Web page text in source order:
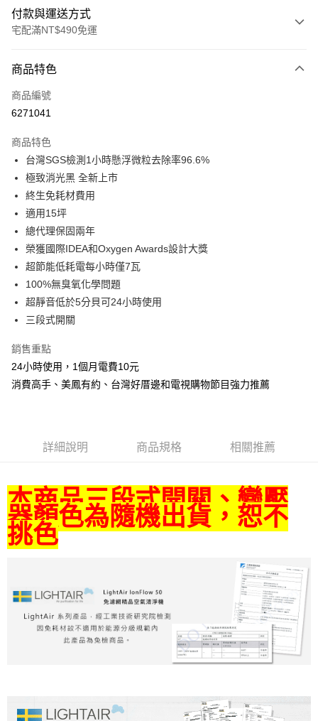
付款與運送方式
宅配滿NT$490免運
信用卡一次付款
信用卡分期付款
合作金庫商業銀行
華南商業銀行
彰化商業銀行
上海商業儲蓄銀行
國泰世華商業銀行
臺灣中小企業銀行
匯豐（台灣）商業銀行
聯邦商業銀行
元大商業銀行
永豐商業銀行
玉山商業銀行
台新國際商業銀行
台灣樂天信用卡公司
6 期 0 利率 每期
華南商業銀行
上海商業儲蓄銀行
國泰世華商業銀行
臺灣中小企業銀行
匯豐（台灣）商業銀行
華泰商業銀行
聯邦商業銀行
元大商業銀行
玉山商業銀行
台新國際商業銀行
台灣樂天信用卡公司
LINE Pay
Apple Pay
悠遊付
Google Pay
全盈+PAY
AFTEE先享後付
相關說明
AFTEE先享後付是「在收到商品之後才付款」的支付方式。 讓您購物簡單
便利好安心！
１．簡單：不需註冊會員、不需綁卡、不需儲值。
２．便利：只要手機號碼，簡訊認證，即可結帳。
１．於結帳方式選擇「AFTEE先享後付」後，將跳轉至「AFTEE先享後付」
結帳頁面，進行簡訊認證並確認金額後，即可完成結帳。
ATM／網路銀行／等多元方式進行付款，方視為交易完成。
※ 請注意：結帳手續完成當下不需立刻繳費，但若您需要取消訂單，請聯絡
購買商品的店家。未經商家同意取消之訂單仍視為有效，需透過AFTEE先享
後付繳納相關費用。
※ 交易是否成功請以「AFTEE先享後付 」之結帳頁面顯示為準，若有關於
https://netprotections.freshdesk.com/support/home
【注意事項】
１．透過由恩沛科技股份有限公司提供之「AFTEE先享後付」服務完成之交
易，需依本服務之必要範圍內提供個人資料，並將交易相關給付款項請求債
權轉讓予恩沛科技股份有限公司。
２．關於個人資料處理事宜，請瀏覽以下網址：
４．使用「AFTEE先享後付」時，將依據個別帳號之用戶狀況，依本公司即
ATM付款
運送方式
商品特色
商品編號
6271041
商品特色
台灣SGS檢測1小時懸浮微粒去除率96.6%
極致消光黑 全新上市
終生免耗材費用
適用15坪
總代理保固兩年
榮獲國際IDEA和Oxygen Awards設計大獎
超節能低耗電每小時僅7瓦
100%無臭氧化學問題
超靜音低於5分貝可24小時使用
三段式開關
銷售重點
24小時使用，1個月電費10元
消費高手、美鳳有約、台灣好厝邊和電視購物節目強力推薦
詳細說明 商品規格 相關推薦
本商品三段式開關、變壓
器顏色為隨機出貨，恕不
挑色